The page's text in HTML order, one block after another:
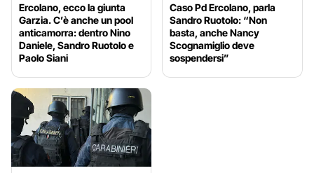
Ercolano, ecco la giunta
Garzia. C’è anche un pool
anticamorra: dentro Nino
Daniele, Sandro Ruotolo e
Paolo Siani
Caso Pd Ercolano, parla
Sandro Ruotolo: “Non
basta, anche Nancy
Scognamiglio deve
sospendersi”